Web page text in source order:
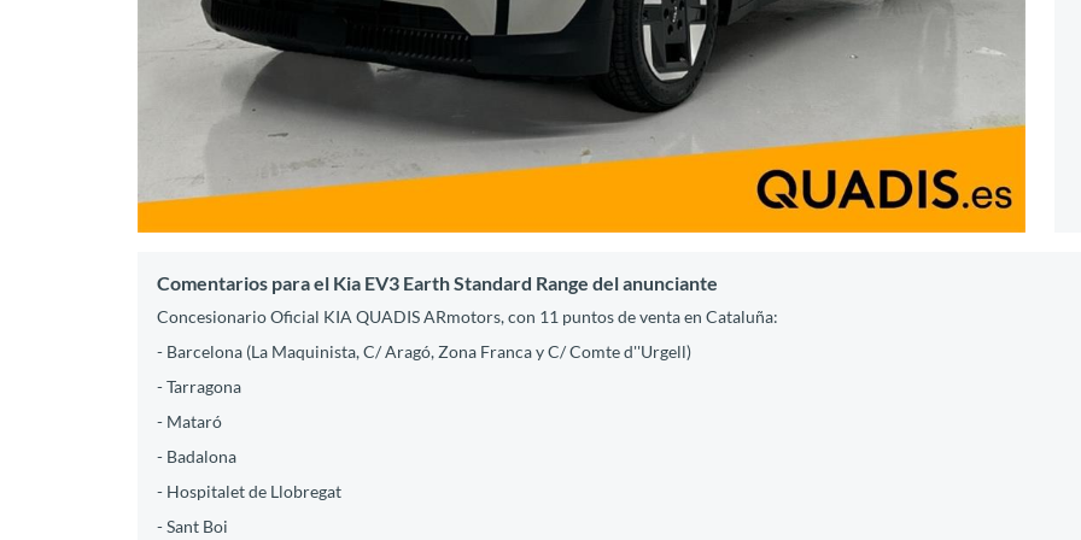
Comentarios para el Kia EV3 Earth Standard Range del anunciante
Concesionario Oficial KIA QUADIS ARmotors, con 11 puntos de venta en Cataluña:
- Barcelona (La Maquinista, C/ Aragó, Zona Franca y C/ Comte d''Urgell)
- Tarragona
- Mataró
- Badalona
- Hospitalet de Llobregat
- Sant Boi